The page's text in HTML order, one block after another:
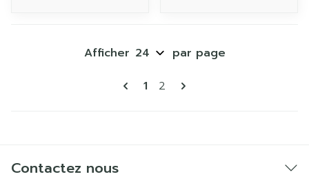
Pages
Vous lisez actuellement la
1 Page
2
Afficher par page
Contactez nous